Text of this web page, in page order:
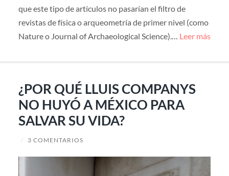
que este tipo de artículos no pasarían el filtro de
revistas de física o arqueometría de primer nivel (como
Nature o Journal of Archaeological Science).… Leer más
¿POR QUÉ LLUIS COMPANYS
NO HUYÓ A MÉXICO PARA
SALVAR SU VIDA?
/ 3 COMENTARIOS